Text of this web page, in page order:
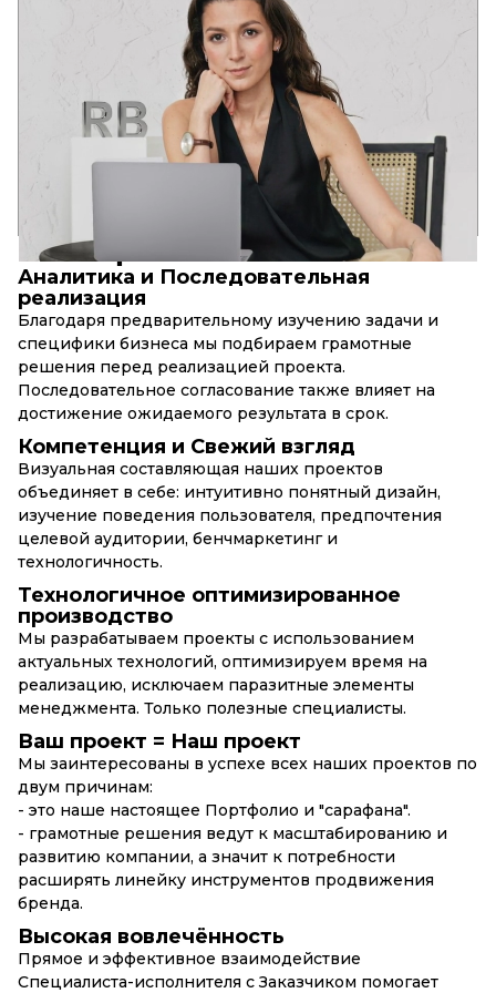
ПРИНЦИПЫ RBAND
Аналитика и Последовательная
реализация
Благодаря предварительному изучению задачи и
специфики бизнеса мы подбираем грамотные
решения перед реализацией проекта.
Последовательное согласование также влияет на
достижение ожидаемого результата в срок.
Компетенция и Свежий взгляд
Визуальная составляющая наших проектов
объединяет в себе: интуитивно понятный дизайн,
изучение поведения пользователя, предпочтения
целевой аудитории, бенчмаркетинг и
технологичность.
Технологичное оптимизированное
производство
Мы разрабатываем проекты с использованием
актуальных технологий, оптимизируем время на
реализацию, исключаем паразитные элементы
менеджмента. Только полезные специалисты.
Ваш проект = Наш проект
Мы заинтересованы в успехе всех наших проектов по
двум причинам:
- это наше настоящее Портфолио и "сарафана".
- грамотные решения ведут к масштабированию и
развитию компании, а значит к потребности
расширять линейку инструментов продвижения
бренда.
Высокая вовлечённость
Прямое и эффективное взаимодействие
Специалиста-исполнителя с Заказчиком помогает
10+ 80+ 30+
запущенных бренд-
проектов
Выпускница академий дизайна Праги и Барселоны.
Проектная практика в Европе и США.
Став предпринимателем, я целиком осознала смысл
выражения “Время – деньги”. Грамотная реализация в срок
является естественной потребностью Заказчика.
Но фокусируясь на заработке, а не на качестве – хорошего
продукта не получится. Во всём нужна золотая середина!